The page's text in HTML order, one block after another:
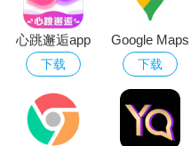
心跳邂逅app
官方下载
下载
Google Maps
谷歌地图
app2026最新
版下载安装
下载